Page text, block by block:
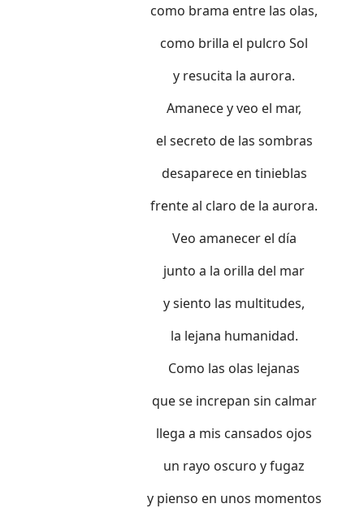
como brama entre las olas,
como brilla el pulcro Sol
y resucita la aurora.
Amanece y veo el mar,
el secreto de las sombras
desaparece en tinieblas
frente al claro de la aurora.
Veo amanecer el día
junto a la orilla del mar
y siento las multitudes,
la lejana humanidad.
Como las olas lejanas
que se increpan sin calmar
llega a mis cansados ojos
un rayo oscuro y fugaz
y pienso en unos momentos